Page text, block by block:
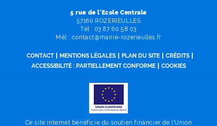
5 rue de l'Ecole Centrale
57160 ROZERIEULLES
Tél : 03 87 60 58 03
Mél : contact@mairie-rozerieulles.fr
CONTACT MENTIONS LÉGALES PLAN DU SITE
CRÉDITS
ACCESSIBILITÉ : PARTIELLEMENT CONFORME
COOKIES
Ce site internet bénéficie du soutien financier de l'Union